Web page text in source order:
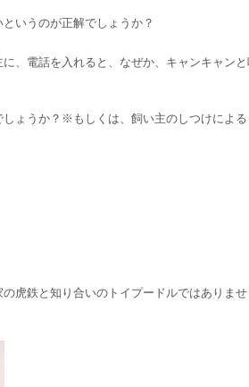
いうのが正解でしょうか？
、電話を入れると、なぜか、キャンキャン
ょうか？※もしくは、飼い主のしつけによる
虎鉄と知り合いのトイプードルではありませ